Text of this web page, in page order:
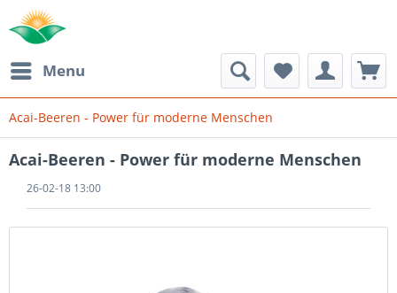
Menu
Acai-Beeren - Power für moderne Menschen
Acai-Beeren - Power für moderne Menschen
26-02-18 13:00